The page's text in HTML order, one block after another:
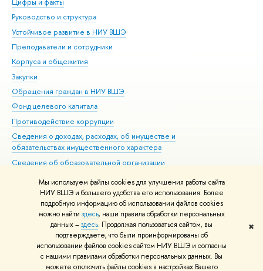
Мы используем файлы cookies для улучшения работы сайта
НИУ ВШЭ и большего удобства его использования. Более
подробную информацию об использовании файлов cookies
можно найти здесь, наши правила обработки персональных
данных –здесь. Продолжая пользоваться сайтом, вы
подтверждаете, что были проинформированы об
использовании файлов cookies сайтом НИУ ВШЭ и согласны
с нашими правилами обработки персональных данных. Вы
можете отключить файлы cookies в настройках Вашего
✖
Руководство и структура
Устойчивое развитие в НИУ ВШЭ
Преподаватели и сотрудники
Корпуса и общежития
Закупки
Обращения граждан в НИУ ВШЭ
Фонд целевого капитала
Противодействие коррупции
Сведения о доходах, расходах, об имуществе и
обязательствах имущественного характера
Сведения об образовательной организации
Людям с ограниченными возможностями здоровья
Единая платежная страница
Работа в Вышке
© НИУ ВШЭ 1993–2026 Адреса и контакты Условия использования
материалов Политика конфиденциальности Карта сайта
Шрифты HSE Sans и HSE Slab разработаны вШколе дизайна НИУ ВШЭ